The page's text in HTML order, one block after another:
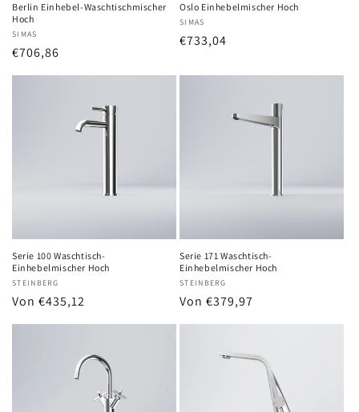
Berlin Einhebel-Waschtischmischer
Hoch
Anbieter:
SIMAS
Normaler
€706,86
Oslo Einhebelmischer Hoch
Anbieter:
SIMAS
Normaler
€733,04
Serie 100 Waschtisch-
Einhebelmischer Hoch
Anbieter:
STEINBERG
Normaler
Von €435,12
Serie 171 Waschtisch-
Einhebelmischer Hoch
Anbieter:
STEINBERG
Normaler
Von €379,97